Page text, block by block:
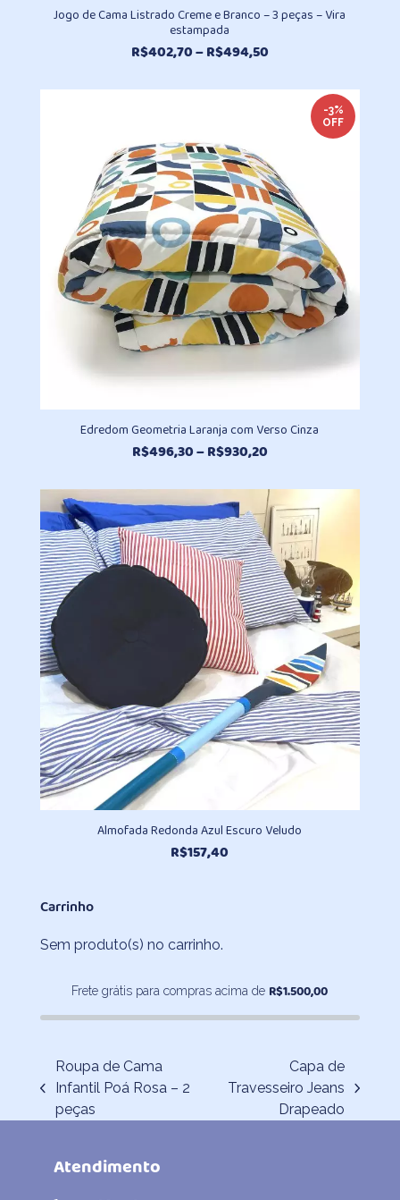
Jogo de Cama Listrado Creme e Branco – 3 peças – Vira
estampada
R$402,70–R$494,50Faixa
preço:
R$402,70
através
-3%
OFF
Edredom Geometria Laranja com Verso Cinza
R$496,30–R$930,20Faixa
preço:
R$496,30
através
R$930,20
Almofada Redonda Azul Escuro Veludo
R$157,40
Carrinho
Sem produto(s) no carrinho.
Frete grátis para compras acima de R$1.500,00
previous
post:
Roupa de Cama
Infantil Poá Rosa – 2
peças
next
post:
Capa de
Travesseiro Jeans
Drapeado
Atendimento